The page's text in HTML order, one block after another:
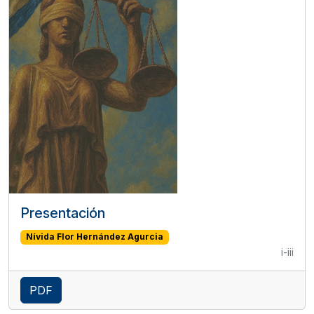
Presentación
Nívida Flor Hernández Agurcia
i-iii
PDF